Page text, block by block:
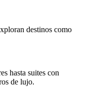
destinos como
hasta suites con
de lujo.